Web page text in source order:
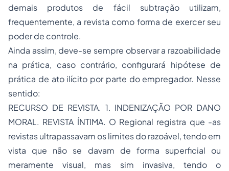
demais produtos de fácil subtração utilizam,
frequentemente, a revista como forma de exercer seu
poder de controle.
Ainda assim, deve-se sempre observar a razoabilidade
na prática, caso contrário, configurará hipótese de
prática de ato ilícito por parte do empregador. Nesse
sentido:
RECURSO DE REVISTA. 1. INDENIZAÇÃO POR DANO
MORAL. REVISTA ÍNTIMA. O Regional registra que -as
revistas ultrapassavam os limites do razoável, tendo em
vista que não se davam de forma superficial ou
meramente visual, mas sim invasiva, tendo o